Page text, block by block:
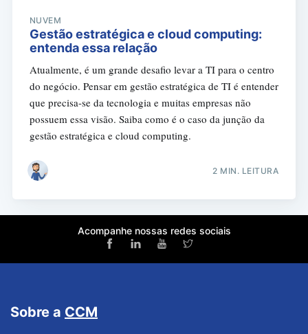
NUVEM
Gestão estratégica e cloud computing:
entenda essa relação
Atualmente, é um grande desafio levar a TI para o centro
do negócio. Pensar em gestão estratégica de TI é entender
que precisa-se da tecnologia e muitas empresas não
possuem essa visão. Saiba como é o caso da junção da
gestão estratégica e cloud computing.
2 MIN. LEITURA
Acompanhe nossas redes sociais
Sobre a CCM